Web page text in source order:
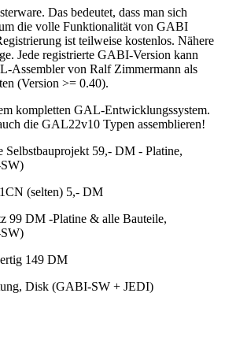
Das bedeutet, dass man sich
die volle Funktionalität von GABI
ist teilweise kostenlos. Nähere
Jede registrierte GABI-Version kann
Assembler von Ralf Zimmermann als
(Version >= 0.40).
kompletten GAL-Entwicklungssystem.
die GAL22v10 Typen assemblieren!
59,- DM - Platine,
(selten) 5,- DM
99 DM -Platine & alle Bauteile,
149 DM
Disk (GABI-SW + JEDI)